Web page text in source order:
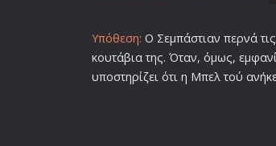
Υπόθεση: Ο Σεμπάστιαν περνά
κουτάβια της. Όταν, όμως,
υποστηρίζει ότι η Μπελ τού